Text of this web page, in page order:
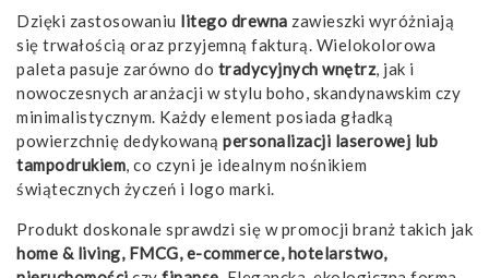
Dzięki zastosowaniu litego drewna zawieszki wyróżniają
się trwałością oraz przyjemną fakturą. Wielokolorowa
paleta pasuje zarówno do tradycyjnych wnętrz, jak i
nowoczesnych aranżacji w stylu boho, skandynawskim czy
minimalistycznym. Każdy element posiada gładką
powierzchnię dedykowaną personalizacji laserowej lub
tampodrukiem, co czyni je idealnym nośnikiem
świątecznych życzeń i logo marki.
Produkt doskonale sprawdzi się w promocji branż takich jak
home & living, FMCG, e-commerce, hotelarstwo,